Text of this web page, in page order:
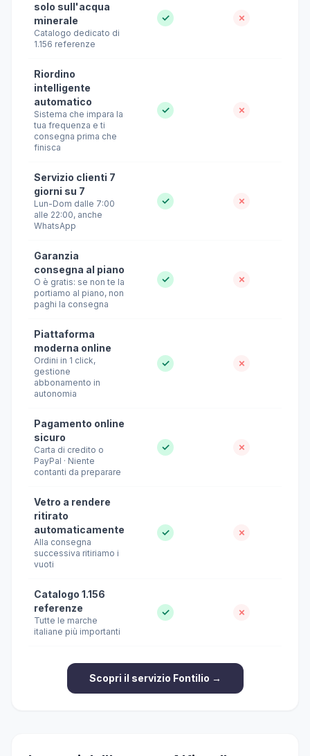
solo sull'acqua
minerale
Catalogo dedicato di
1.156 referenze
✓ ✗
Riordino
intelligente
automatico
Sistema che impara la
tua frequenza e ti
consegna prima che
finisca
✓ ✗
Servizio clienti 7
giorni su 7
Lun-Dom dalle 7:00
alle 22:00, anche
WhatsApp
✓ ✗
Garanzia
consegna al piano
O è gratis: se non te la
portiamo al piano, non
paghi la consegna
✓ ✗
Piattaforma
moderna online
Ordini in 1 click,
gestione
abbonamento in
autonomia
✓ ✗
Pagamento online
sicuro
Carta di credito o
PayPal · Niente
contanti da preparare
✓ ✗
Vetro a rendere
ritirato
automaticamente
Alla consegna
successiva ritiriamo i
vuoti
✓ ✗
Catalogo 1.156
referenze
Tutte le marche
italiane più importanti
✓ ✗
Scopri il servizio Fontilio →